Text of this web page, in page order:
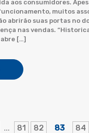
aos consumidores.
muitos
abrirão suas portas no
nas vendas.
[…]
... 81 82 83 84